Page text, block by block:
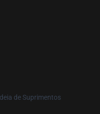
de Suprimentos